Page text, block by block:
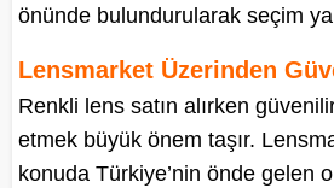
önünde bulundurularak seçim
Lensmarket Üzerinden
Renkli lens satın alırken
etmek büyük önem taşır.
konuda Türkiye’nin önde gelen